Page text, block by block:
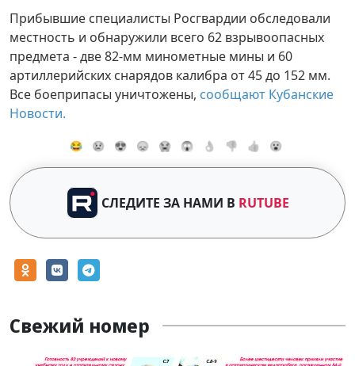
Прибывшие специалисты Росгвардии обследовали
местность и обнаружили всего 62 взрывоопасных
предмета - две 82-мм минометные мины и 60
артиллерийских снарядов калибра от 45 до 152 мм.
Все боеприпасы уничтожены, сообщают Кубанские
Новости.
😂 😢 😍 😞 😭 😱 👌 👎 👍 😮
СЛЕДИТЕ ЗА НАМИ В RUTUBE
Свежий номер